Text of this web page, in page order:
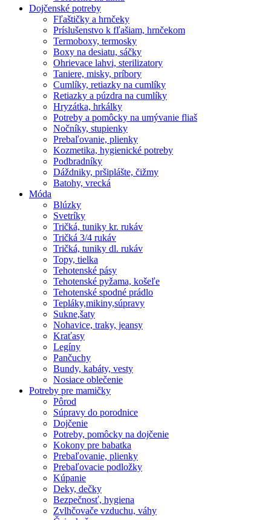
Dojčenské potreby
Fľaštičky a hrnčeky
Príslušenstvo k fľašiam, hrnčekom
Termoboxy, termosky
Boxy na desiatu, sáčky
Ohrievace lahvi, sterilizatory
Taniere, misky, príbory
Cumlíky, retiazky na cumlíky
Retiazky a púzdra na cumlíky
Hryzátka, hrkálky
Potreby a pomôcky na umývanie fliaš
Nočníky, stupienky
Prebaľovanie, plienky
Kozmetika, hygienické potreby
Podbradníky
Dáždniky, pršiplášte, čižmy
Batohy, vrecká
Móda
Blúzky
Svetríky
Tričká, tuniky kr. rukáv
Tričká 3/4 rukáv
Tričká, tuniky dl. rukáv
Topy, tielka
Tehotenské pásy
Tehotenské pyžama, košeľe
Tehotenské spodné prádlo
Tepláky,mikiny,súpravy
Sukne,šaty
Nohavice, traky, jeansy
Kraťasy
Legíny
Pančuchy
Bundy, kabáty, vesty
Nosiace oblečenie
Potreby pre mamičky
Pôrod
Súpravy do porodnice
Dojčenie
Potreby, pomôcky na dojčenie
Kokony pre babatka
Prebaľovanie, plienky
Prebaľovacie podložky
Kúpanie
Deky, dečky
Bezpečnosť, hygiena
Zvlhčovače vzduchu, váhy